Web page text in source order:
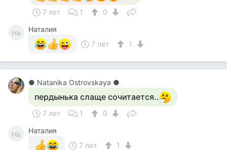
7 лет 1 0
На
Наталия
7 лет
1
● Natanika Ostrovskaya ●
пердынька слаще сочитается..
7 лет 1 0
На
Наталия
7 лет
1